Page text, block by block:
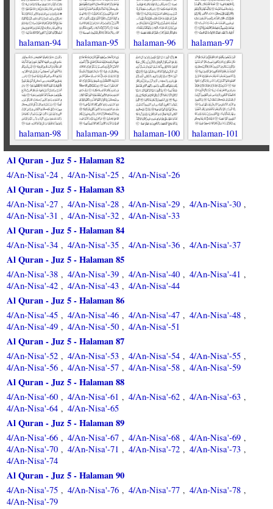
halaman-94 halaman-95 halaman-96 halaman-97
halaman-98 halaman-99 halaman-100 halaman-101
Al Quran - Juz 5 - Halaman 82
4/An-Nisa'-24 , 4/An-Nisa'-25 , 4/An-Nisa'-26
Al Quran - Juz 5 - Halaman 83
4/An-Nisa'-27 , 4/An-Nisa'-28 , 4/An-Nisa'-29 , 4/An-Nisa'-30 ,
4/An-Nisa'-31 , 4/An-Nisa'-32 , 4/An-Nisa'-33
Al Quran - Juz 5 - Halaman 84
4/An-Nisa'-34 , 4/An-Nisa'-35 , 4/An-Nisa'-36 , 4/An-Nisa'-37
Al Quran - Juz 5 - Halaman 85
4/An-Nisa'-38 , 4/An-Nisa'-39 , 4/An-Nisa'-40 , 4/An-Nisa'-41 ,
4/An-Nisa'-42 , 4/An-Nisa'-43 , 4/An-Nisa'-44
Al Quran - Juz 5 - Halaman 86
4/An-Nisa'-45 , 4/An-Nisa'-46 , 4/An-Nisa'-47 , 4/An-Nisa'-48 ,
4/An-Nisa'-49 , 4/An-Nisa'-50 , 4/An-Nisa'-51
Al Quran - Juz 5 - Halaman 87
4/An-Nisa'-52 , 4/An-Nisa'-53 , 4/An-Nisa'-54 , 4/An-Nisa'-55 ,
4/An-Nisa'-56 , 4/An-Nisa'-57 , 4/An-Nisa'-58 , 4/An-Nisa'-59
Al Quran - Juz 5 - Halaman 88
4/An-Nisa'-60 , 4/An-Nisa'-61 , 4/An-Nisa'-62 , 4/An-Nisa'-63 ,
4/An-Nisa'-64 , 4/An-Nisa'-65
Al Quran - Juz 5 - Halaman 89
4/An-Nisa'-66 , 4/An-Nisa'-67 , 4/An-Nisa'-68 , 4/An-Nisa'-69 ,
4/An-Nisa'-70 , 4/An-Nisa'-71 , 4/An-Nisa'-72 , 4/An-Nisa'-73 ,
4/An-Nisa'-74
Al Quran - Juz 5 - Halaman 90
4/An-Nisa'-75 , 4/An-Nisa'-76 , 4/An-Nisa'-77 , 4/An-Nisa'-78 ,
4/An-Nisa'-79